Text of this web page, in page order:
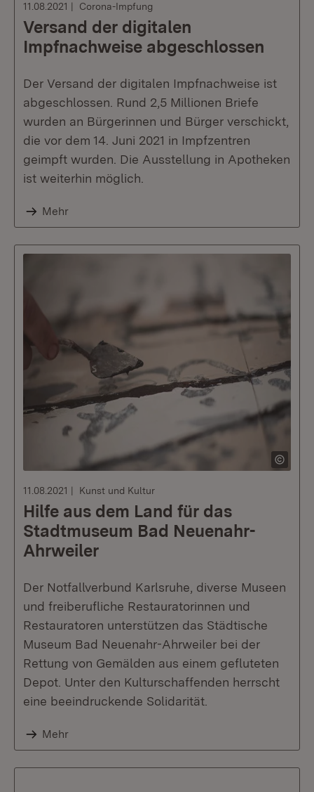
11.08.2021 Corona-Impfung
Versand der digitalen
Impfnachweise abgeschlossen
Der Versand der digitalen Impfnachweise ist
abgeschlossen. Rund 2,5 Millionen Briefe
wurden an Bürgerinnen und Bürger verschickt,
die vor dem 14. Juni 2021 in Impfzentren
geimpft wurden. Die Ausstellung in Apotheken
ist weiterhin möglich.
Mehr
11.08.2021 Kunst und Kultur
Hilfe aus dem Land für das
Stadtmuseum Bad Neuenahr-
Ahrweiler
Der Notfallverbund Karlsruhe, diverse Museen
und freiberufliche Restauratorinnen und
Restauratoren unterstützen das Städtische
Museum Bad Neuenahr-Ahrweiler bei der
Rettung von Gemälden aus einem gefluteten
Depot. Unter den Kulturschaffenden herrscht
eine beeindruckende Solidarität.
Mehr